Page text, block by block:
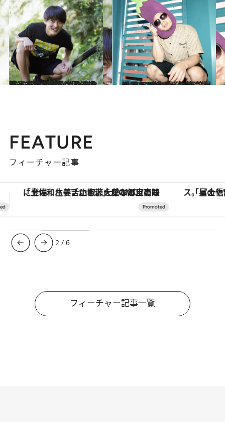
2021.11.26
実家を出ても愛犬と連れ添って生きる ジャルジャル・福徳が愛してやまない ラブとラフ、2匹の相棒
カルチャー 2021.8.20
オバちゃんの『飼いや！』で始まった 天竺鼠川原と“大久保”の共同生活17年
カルチャー
FEATURE
フィーチャー記事
「星のや富士」でデジタルデトックス。冨士信仰の歴史を辿り、心身を調える。 【夏限定ディナーコース】旬を
3 /6
フィーチャー記事一覧